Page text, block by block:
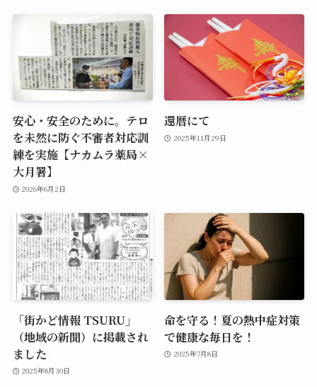
安心・安全のために。テロ
を未然に防ぐ不審者対応訓
練を実施【ナカムラ薬局×
大月署】
2026年6月2日
還暦にて
2025年11月29日
「街かど情報 TSURU」
（地域の新聞）に掲載され
ました
2025年8月30日
命を守る！夏の熱中症対策
で健康な毎日を！
2025年7月8日